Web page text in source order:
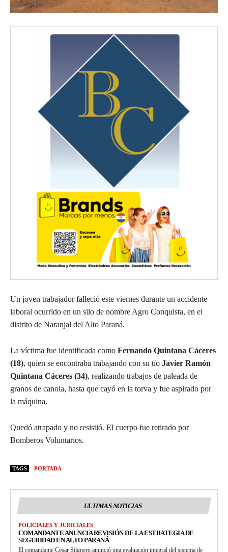
Un joven trabajador falleció este viernes durante un accidente
laboral ocurrido en un silo de nombre Agro Conquista, en el
distrito de Naranjal del Alto Paraná.
La víctima fue identificada como Fernando Quintana Cáceres
(18), quien se encontraba trabajando con su tío Javier Ramón
Quintana Cáceres (34), realizando trabajos de paleada de
granos de canola, hasta que cayó en la torva y fue aspirado por
la máquina.
Quedó atrapado y no resistió. El cuerpo fue retirado por
Bomberos Voluntarios.
TAGS PORTADA
ULTIMAS NOTICIAS
POLICIALES Y JUDICIALES
COMANDANTE ANUNCIA REVISIÓN DE LA ESTRATEGIA DE
SEGURIDAD EN ALTO PARANÁ
El comandante César Silguero anunció una evaluación integral del sistema de